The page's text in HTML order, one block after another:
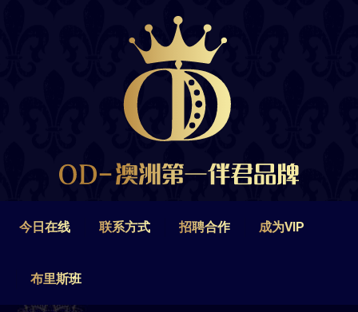
今日在线 联系方式 招聘合作 成为VIP
布里斯班
联系方式 招聘合作
布里斯班